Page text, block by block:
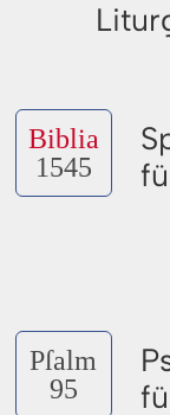
Biblia
1545
Pſalm
95